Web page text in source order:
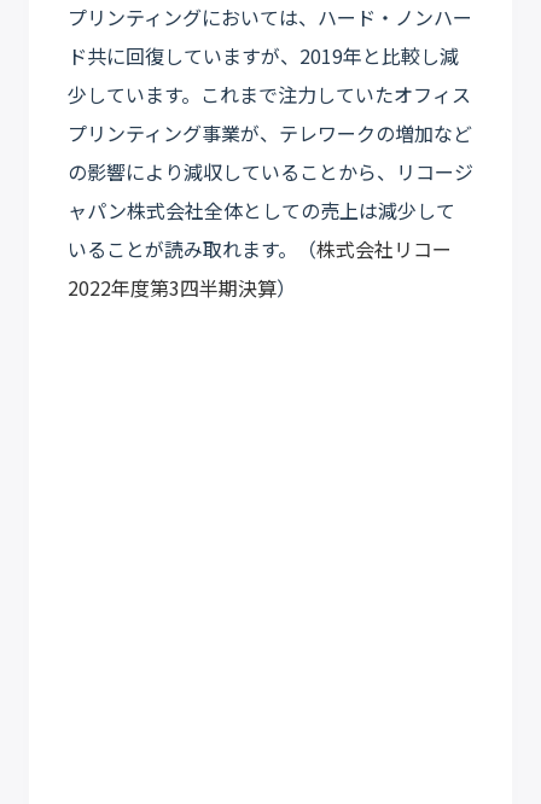
プリンティングにおいては、ハード・ノンハー
ド共に回復していますが、2019年と比較し減
少しています。これまで注力していたオフィス
プリンティング事業が、テレワークの増加など
の影響により減収していることから、リコージ
ャパン株式会社全体としての売上は減少して
いることが読み取れます。（株式会社リコー
2022年度第3四半期決算）